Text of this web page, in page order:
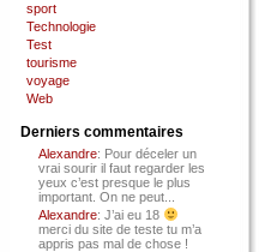
sport
Technologie
Test
tourisme
voyage
Web
Derniers commentaires
Alexandre: Pour déceler un
vrai sourir il faut regarder les
yeux c’est presque le plus
important. On ne peut...
Alexandre: J’ai eu 18
merci du site de teste tu m’a
appris pas mal de chose !